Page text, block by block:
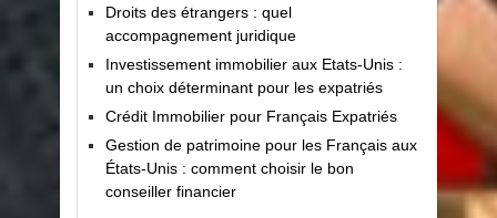
Droits des étrangers : quel
accompagnement juridique
Investissement immobilier aux Etats-Unis :
un choix déterminant pour les expatriés
Crédit Immobilier pour Français Expatriés
Gestion de patrimoine pour les Français aux
États-Unis : comment choisir le bon
conseiller financier